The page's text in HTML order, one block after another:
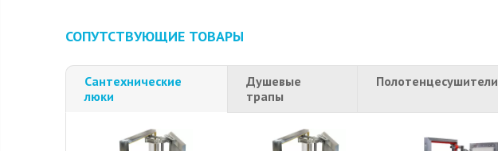
СОПУТСТВУЮЩИЕ ТОВАРЫ
Сантехнические
люки
Душевые
трапы
Полотенцесушители